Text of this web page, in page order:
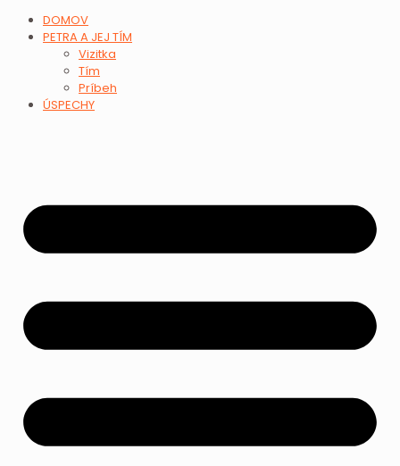
DOMOV
PETRA A JEJ TÍM
Vizitka
Tím
Príbeh
ÚSPECHY